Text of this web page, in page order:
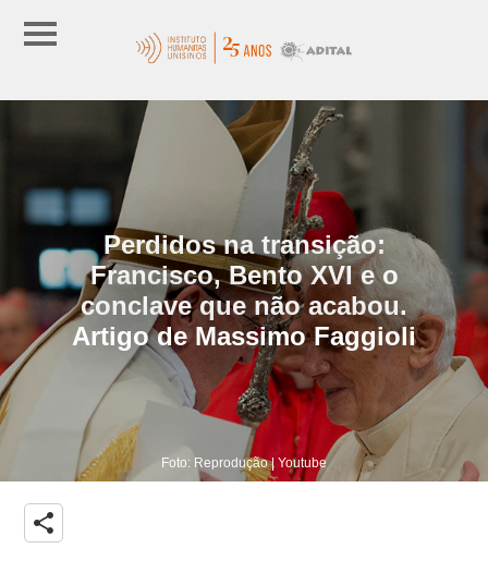
Perdidos na transição:
Francisco, Bento XVI e o
conclave que não acabou.
Artigo de Massimo Faggioli
Foto: Reprodução | Youtube
share